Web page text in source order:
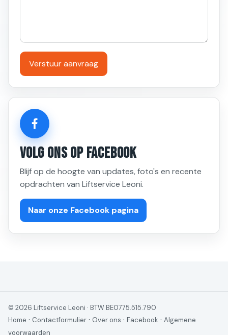
Verstuur aanvraag
Volg Ons Op Facebook
Blijf op de hoogte van updates, foto's en recente
opdrachten van Liftservice Leoni.
Naar onze Facebook pagina
© 2026 Liftservice Leoni · BTW BE0775.515.790
Home · Contactformulier · Over ons · Facebook · Algemene
voorwaarden